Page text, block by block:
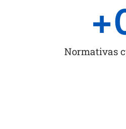
Normativas
+